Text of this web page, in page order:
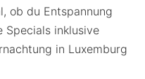
ob du Entspannung
Specials inklusive
in Luxemburg